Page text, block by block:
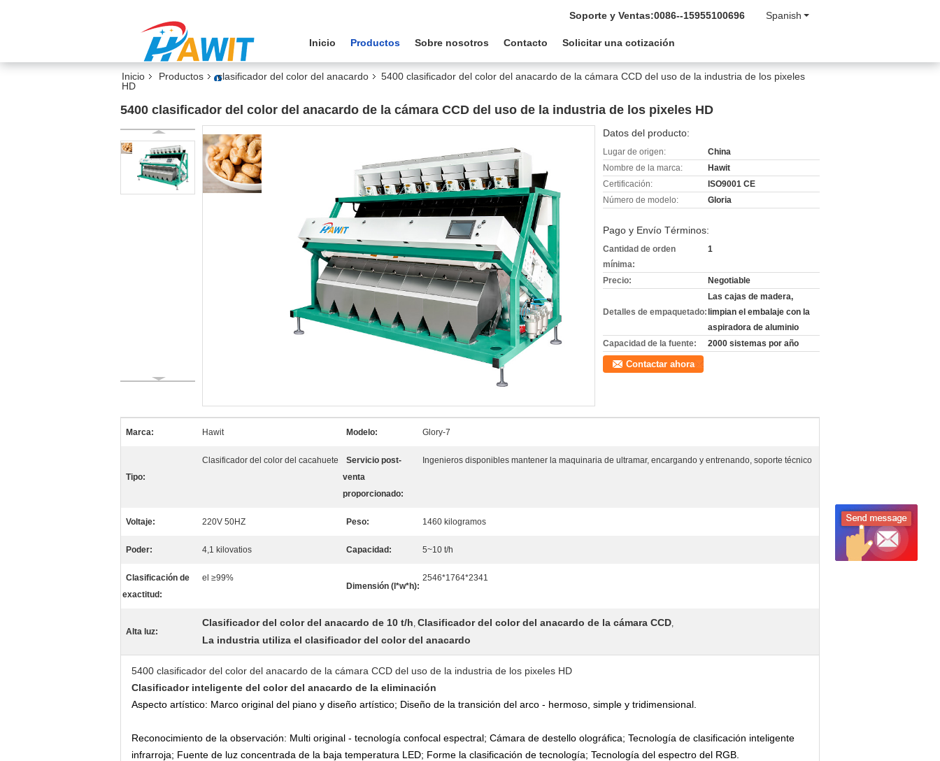
Spanish
Soporte y Ventas:0086--15955100696
Inicio Productos Sobre nosotros Contacto Solicitar una cotización
Inicio Productos clasificador del color del anacardo
5400 clasificador del color del anacardo de la cámara CCD del uso de la industria de los pixeles
HD
5400 clasificador del color del anacardo de la cámara CCD del uso de la industria de los pixeles HD
Datos del producto:
Lugar de origen:
China
Nombre de la marca:
Hawit
Certificación:
ISO9001 CE
Número de modelo:
Gloria
Pago y Envío Términos:
Cantidad de orden
mínima:
1
Precio: Negotiable
Detalles de empaquetado:
Las cajas de madera,
limpian el embalaje con la
aspiradora de aluminio
Capacidad de la fuente:
2000 sistemas por año
Contactar ahora
Marca: Hawit Modelo: Glory-7
Tipo:
Clasificador del color del cacahuete
Servicio post-
venta
proporcionado:
Ingenieros disponibles mantener la maquinaria de ultramar, encargando y entrenando, soporte técnico
Voltaje: 220V 50HZ Peso: 1460 kilogramos
Poder: 4,1 kilovatios Capacidad: 5~10 t/h
Clasificación de
exactitud:
el ≥99%
Dimensión (l*w*h):
2546*1764*2341
Alta luz:
Clasificador del color del anacardo de 10 t/h, Clasificador del color del anacardo de la cámara CCD,
La industria utiliza el clasificador del color del anacardo
5400 clasificador del color del anacardo de la cámara CCD del uso de la industria de los pixeles HD
Clasificador inteligente del color del anacardo de la eliminación
Aspecto artístico: Marco original del piano y diseño artístico; Diseño de la transición del arco - hermoso, simple y tridimensional.
Reconocimiento de la observación: Multi original - tecnología confocal espectral; Cámara de destello olográfica; Tecnología de clasificación inteligente
infrarroja; Fuente de luz concentrada de la baja temperatura LED; Forme la clasificación de tecnología; Tecnología del espectro del RGB.